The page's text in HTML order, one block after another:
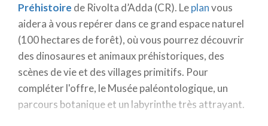
vagues, cascades, bains à remous, geysers,
toboggans, Miniworld enfants, sans oublier un
magnifique Spa et la nouveauté 2021 : le Swim VR,
pour nager dans l'Océan Indien grâce à la réalité
virtuelle.
Avec ses 200 000 m2 de superficie - 11 piscines
d’eau cristalline, 6 km de toboggans, bains à remous,
Préhistoire de Rivolta d’Adda (CR). Leplanvous
aidera à vous repérer dans ce grand espace naturel
(100 hectares de forêt), où vous pourrez découvrir
des dinosaures et animaux préhistoriques, des
scènes de vie et des villages primitifs. Pour
compléter l'offre, le Musée paléontologique, un
parcours botanique et un labyrinthe très attrayant.